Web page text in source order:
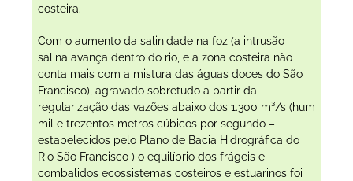
costeira.
Com o aumento da salinidade na foz (a intrusão
salina avança dentro do rio, e a zona costeira não
conta mais com a mistura das águas doces do São
Francisco), agravado sobretudo a partir da
regularização das vazões abaixo dos 1.300 m³/s (hum
mil e trezentos metros cúbicos por segundo –
estabelecidos pelo Plano de Bacia Hidrográfica do
Rio São Francisco ) o equilíbrio dos frágeis e
combalidos ecossistemas costeiros e estuarinos foi